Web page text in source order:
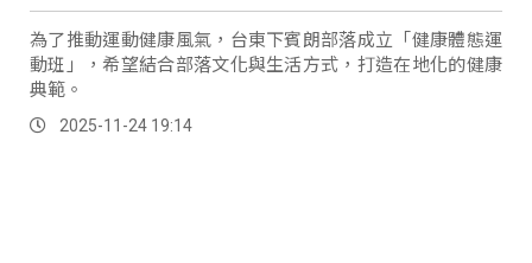
為了推動運動健康風氣，台東下賓朗部落成立「健康體態運
動班」，希望結合部落文化與生活方式，打造在地化的健康
典範。
2025-11-24 19:14